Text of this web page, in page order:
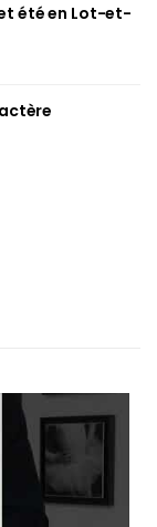
été en Lot-et-